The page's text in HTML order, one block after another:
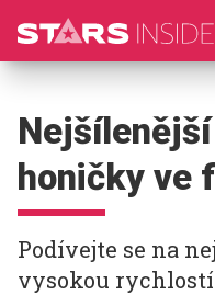
honičky ve
Podívejte se na
vysokou